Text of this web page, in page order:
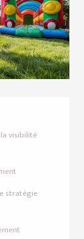
visibilité
stratégie